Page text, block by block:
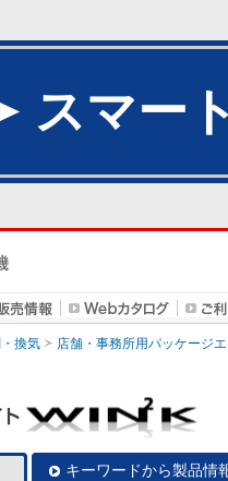
スマー
換気 店舗・事務所用パッケージ
キーワードから製品情